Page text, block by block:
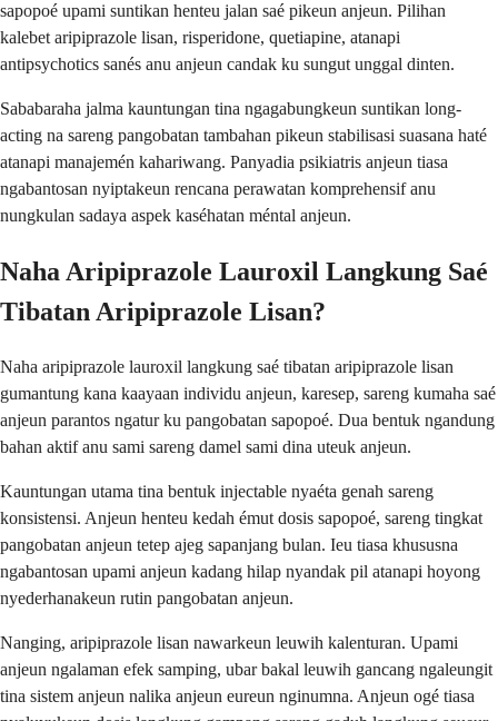
sapopoé upami suntikan henteu jalan saé pikeun anjeun. Pilihan
kalebet aripiprazole lisan, risperidone, quetiapine, atanapi
antipsychotics sanés anu anjeun candak ku sungut unggal dinten.
Sababaraha jalma kauntungan tina ngagabungkeun suntikan long-
acting na sareng pangobatan tambahan pikeun stabilisasi suasana haté
atanapi manajemén kahariwang. Panyadia psikiatris anjeun tiasa
ngabantosan nyiptakeun rencana perawatan komprehensif anu
nungkulan sadaya aspek kaséhatan méntal anjeun.
Naha Aripiprazole Lauroxil Langkung Saé
Tibatan Aripiprazole Lisan?
Naha aripiprazole lauroxil langkung saé tibatan aripiprazole lisan
gumantung kana kaayaan individu anjeun, karesep, sareng kumaha saé
anjeun parantos ngatur ku pangobatan sapopoé. Dua bentuk ngandung
bahan aktif anu sami sareng damel sami dina uteuk anjeun.
Kauntungan utama tina bentuk injectable nyaéta genah sareng
konsistensi. Anjeun henteu kedah émut dosis sapopoé, sareng tingkat
pangobatan anjeun tetep ajeg sapanjang bulan. Ieu tiasa khususna
ngabantosan upami anjeun kadang hilap nyandak pil atanapi hoyong
nyederhanakeun rutin pangobatan anjeun.
Nanging, aripiprazole lisan nawarkeun leuwih kalenturan. Upami
anjeun ngalaman efek samping, ubar bakal leuwih gancang ngaleungit
tina sistem anjeun nalika anjeun eureun nginumna. Anjeun ogé tiasa